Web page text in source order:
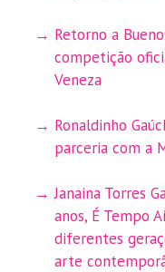
Retorno a
competição
Veneza
Ronaldinho
parceria com a
Janaina Torres
anos, É Tempo
diferentes
arte